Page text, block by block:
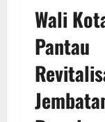
Wali
Pantau